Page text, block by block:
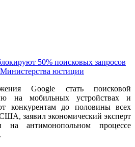
50% поисковых запросов
юстиции
Google стать поисковой
на мобильных устройствах и
конкурентам до половины всех
заявил экономический эксперт
на антимонопольном процессе